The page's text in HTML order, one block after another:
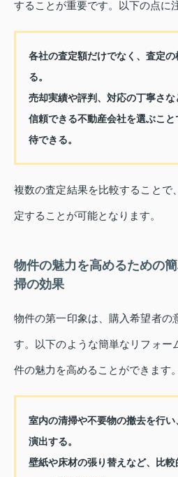
することが重要です。以下の点に
各社の査定額だけでなく、査定
る。
売却実績や評判、対応の丁寧さな
信頼できる不動産会社を選ぶこ
待できる。
複数の査定結果を比較することで
定することが可能となります。
物件の魅力を高めるための
掃の効果
物件の第一印象は、購入希望者の
す。以下のような簡単なリフォー
件の魅力を高めることができます。
室内の清掃や不要物の撤去を行
演出する。
壁紙や床材の張り替えなど、比